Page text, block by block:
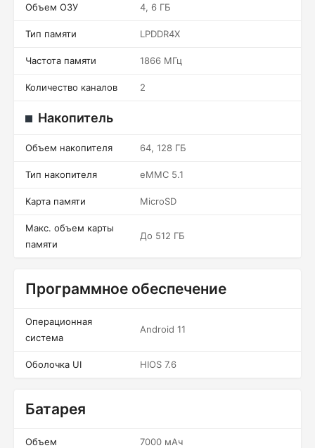
Объем ОЗУ 4, 6 ГБ
Тип памяти LPDDR4X
Частота памяти 1866 МГц
Количество каналов 2
Накопитель
Объем накопителя 64, 128 ГБ
Тип накопителя eMMC 5.1
Карта памяти MicroSD
Макс. объем карты
памяти
До 512 ГБ
Программное обеспечение
Операционная
система
Android 11
Оболочка UI HIOS 7.6
Батарея
Объем 7000 мАч